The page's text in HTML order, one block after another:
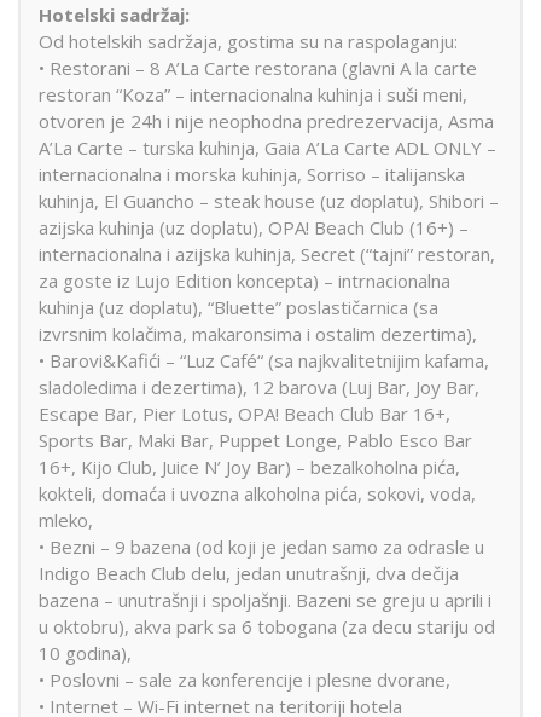
Hotelski sadržaj:
Od hotelskih sadržaja, gostima su na raspolaganju:
• Restorani – 8 A’La Carte restorana (glavni A la carte
restoran “Koza” – internacionalna kuhinja i suši meni,
otvoren je 24h i nije neophodna predrezervacija, Asma
A’La Carte – turska kuhinja, Gaia A’La Carte ADL ONLY –
internacionalna i morska kuhinja, Sorriso – italijanska
kuhinja, El Guancho – steak house (uz doplatu), Shibori –
azijska kuhinja (uz doplatu), OPA! Beach Club (16+) –
internacionalna i azijska kuhinja, Secret (“tajni” restoran,
za goste iz Lujo Edition koncepta) – intrnacionalna
kuhinja (uz doplatu), “Bluette” poslastičarnica (sa
izvrsnim kolačima, makaronsima i ostalim dezertima),
• Barovi&Kafići – “Luz Café“ (sa najkvalitetnijim kafama,
sladoledima i dezertima), 12 barova (Luj Bar, Joy Bar,
Escape Bar, Pier Lotus, OPA! Beach Club Bar 16+,
Sports Bar, Maki Bar, Puppet Longe, Pablo Esco Bar
16+, Kijo Club, Juice N’ Joy Bar) – bezalkoholna pića,
kokteli, domaća i uvozna alkoholna pića, sokovi, voda,
mleko,
• Bezni – 9 bazena (od koji je jedan samo za odrasle u
Indigo Beach Club delu, jedan unutrašnji, dva dečija
bazena – unutrašnji i spoljašnji. Bazeni se greju u aprili i
u oktobru), akva park sa 6 tobogana (za decu stariju od
10 godina),
• Poslovni – sale za konferencije i plesne dvorane,
• Internet – Wi-Fi internet na teritoriji hotela